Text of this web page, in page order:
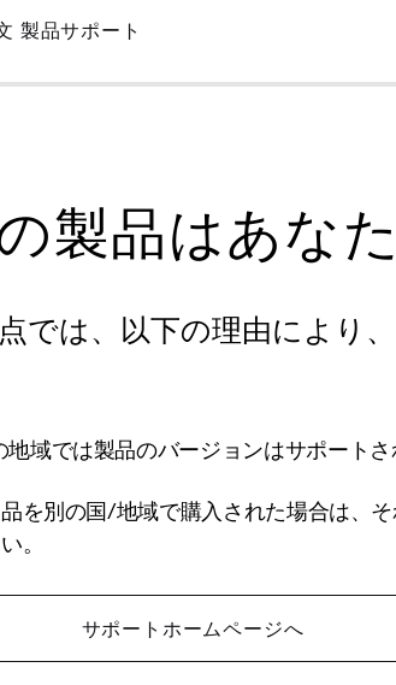
製品サポート
製品はあな
では、以下の理由により
地域では製品のバージョンはサポートさ
を別の国/地域で購入された場合は、
。
サポートホームページへ